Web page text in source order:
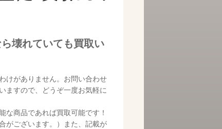
壊れていても買取い
けがありません。お問い合わせ
ますので、どうぞ一度お気軽に
な商品であれば買取可能です！
がございます。）また、記載が